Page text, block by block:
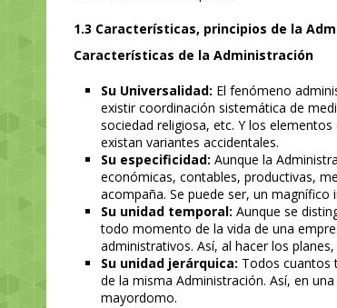
1.3 Características, principios de la
Características de la Administración
Su Universalidad: El fenómeno
existir coordinación sistemática de
sociedad religiosa, etc. Y los
existan variantes accidentales.
Su especificidad: Aunque la
económicas, contables, productivas,
acompaña. Se puede ser, un
Su unidad temporal: Aunque se
todo momento de la vida de una
administrativos. Así, al hacer los
Su unidad jerárquica: Todos cuantos
de la misma Administración. Así, en
mayordomo.